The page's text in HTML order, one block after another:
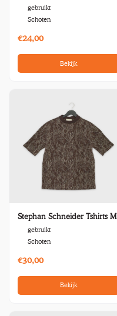
gebruikt
Schoten
€24,00
Bekijk
Stephan Schneider Tshirts M
gebruikt
Schoten
€30,00
Bekijk